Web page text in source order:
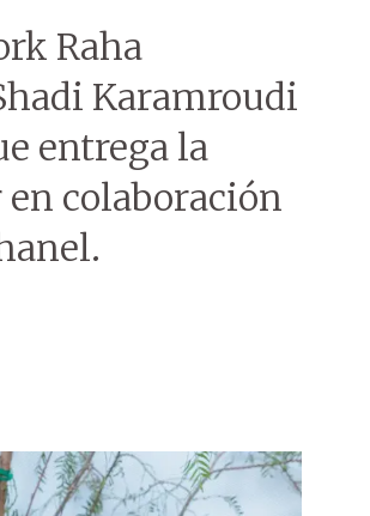
Raha
Karamroudi
entrega la
en colaboración